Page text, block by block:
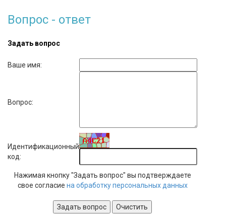
Вопрос - ответ
Задать вопрос
Ваше имя:
Вопрос:
Идентификационный
код:
Нажимая кнопку "Задать вопрос" вы подтверждаете
свое согласие на обработку персональных данных